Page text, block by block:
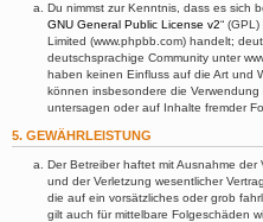
Du nimmst zur Kenntnis, dass es sich
GNU General Public License v2“
Limited (www.phpbb.com) handelt;
deutschsprachige Community unter
haben keinen Einfluss auf die Art und
können insbesondere die
untersagen oder auf Inhalte fremder
5. GEWÄHRLEISTUNG
Der Betreiber haftet mit Ausnahme
und der Verletzung wesentlicher
die auf ein vorsätzliches oder grob
gilt auch für mittelbare Folgeschäden